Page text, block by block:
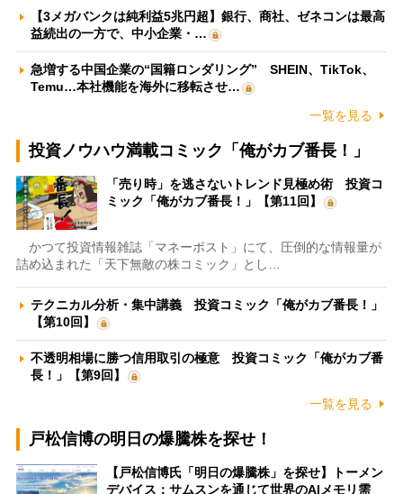
【3メガバンクは純利益5兆円超】銀行、商社、ゼネコンは最高
益続出の一方で、中小企業・…
急増する中国企業の“国籍ロンダリング” SHEIN、TikTok、
Temu…本社機能を海外に移転させ…
一覧を見る
投資ノウハウ満載コミック「俺がカブ番長！」
「売り時」を逃さないトレンド見極め術 投資コ
ミック「俺がカブ番長！」【第11回】
かつて投資情報雑誌「マネーポスト」にて、圧倒的な情報量が
詰め込まれた「天下無敵の株コミック」とし…
テクニカル分析・集中講義 投資コミック「俺がカブ番長！」
【第10回】
不透明相場に勝つ信用取引の極意 投資コミック「俺がカブ番
長！」【第9回】
一覧を見る
戸松信博の明日の爆騰株を探せ！
【戸松信博氏「明日の爆騰株」を探せ】トーメン
デバイス：サムスンを通じて世界のAIメモリ需